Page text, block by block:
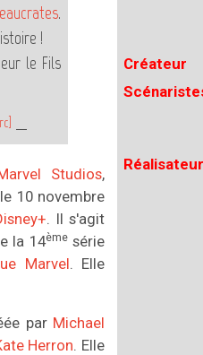
Créateur
.
!
le Fils
—
Studios,
10 novembre
. Il s'agit
la 14èmesérie
Marvel . Elle
par Michael
Herron . Elle